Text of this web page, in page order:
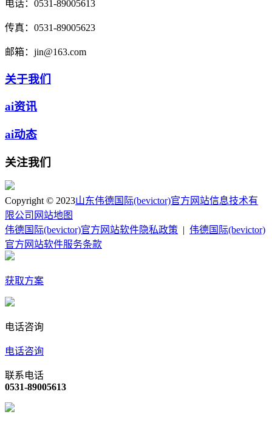
电话： 0531-89005613
传真： 0531-89005623
邮箱： jin@163.com
关于我们
ai资讯
ai动态
关注我们
Copyright © 2023山东伟德国际(bevictor)官方网站信息技术有
限公司 网站地图
伟德国际(bevictor)官方网站软件隐私政策
伟德国际(bevictor)
官方网站软件服务条款
获取方案
电话咨询
电话咨询
联系电话
0531-89005613